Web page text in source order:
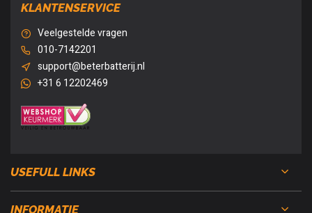
KLANTENSERVICE
Veelgestelde vragen
010-7142201
support@beterbatterij.nl
+31 6 12202469
USEFULL LINKS
INFORMATIE